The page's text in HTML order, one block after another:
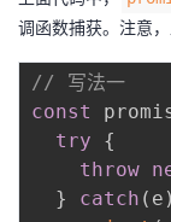
调函数捕获。注意
// 写法一
const
try
{
throw
}
catch ( e )